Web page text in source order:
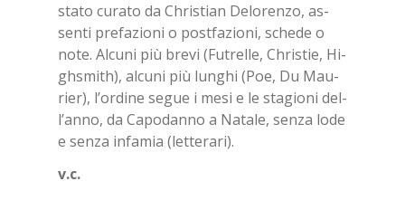
sta­to cu­ra­to da Chri­stian De­lo­ren­zo, as­
sen­ti pre­fa­zio­ni o post­fa­zio­ni, sche­de o
note. Al­cu­ni più bre­vi (Fu­trel­le, Chri­stie, Hi­
gh­smi­th), al­cu­ni più lun­ghi (Poe, Du Mau­
rier), l’or­di­ne se­gue i mesi e le sta­gio­ni del­
l’an­no, da Ca­po­dan­no a Na­ta­le, sen­za lode
e sen­za in­fa­mia (let­te­ra­ri).
v.c.